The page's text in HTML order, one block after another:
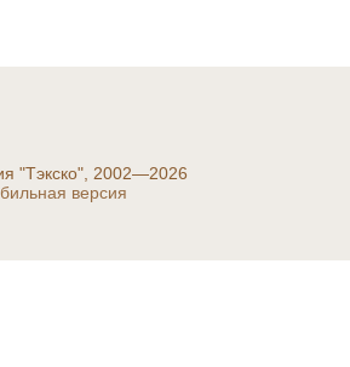
"Тэкско", 2002—2026
версия